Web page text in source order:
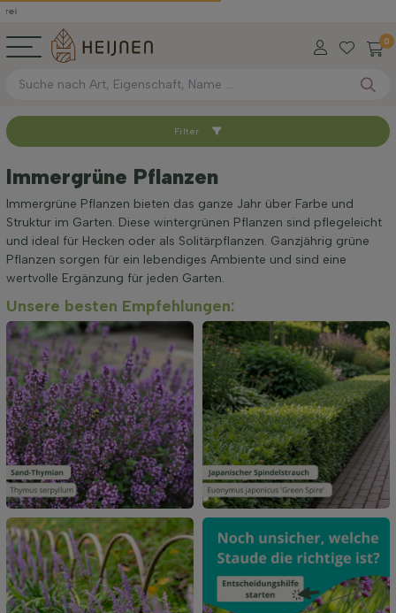
0
Sortieren nach
Höhe bei Lieferung (cm)
Standort
Preis
Filter anwenden
Filter
Immergrüne Pflanzen
Immergrüne Pflanzen bieten das ganze Jahr über Farbe und
Struktur im Garten. Diese wintergrünen Pflanzen sind pflegeleicht
und ideal für Hecken oder als Solitärpflanzen. Ganzjährig grüne
Pflanzen sorgen für ein lebendiges Ambiente und sind eine
wertvolle Ergänzung für jeden Garten.
Unsere besten Empfehlungen: